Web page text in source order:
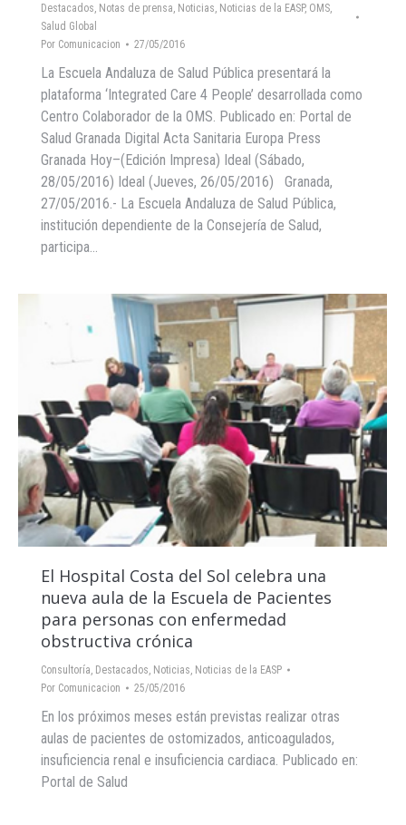
Destacados Notas de prensa Noticias Noticias de la EASP, OMS
Salud Global
Por Comunicacion 27/05/2016
La Escuela Andaluza de Salud Pública presentará la
plataforma ‘Integrated Care 4 People’ desarrollada como
Centro Colaborador de la OMS. Publicado en: Portal de
Salud Granada Digital Acta Sanitaria Europa Press
Granada Hoy–(Edición Impresa) Ideal (Sábado,
28/05/2016) Ideal (Jueves, 26/05/2016) Granada,
27/05/2016.- La Escuela Andaluza de Salud Pública,
institución dependiente de la Consejería de Salud,
participa…
El Hospital Costa del Sol celebra una
nueva aula de la Escuela de Pacientes
para personas con enfermedad
obstructiva crónica
Consultoría, Destacados, Noticias, Noticias de la EASP
Por Comunicacion 25/05/2016
En los próximos meses están previstas realizar otras
aulas de pacientes de ostomizados, anticoagulados,
insuficiencia renal e insuficiencia cardiaca. Publicado en:
Portal de Salud